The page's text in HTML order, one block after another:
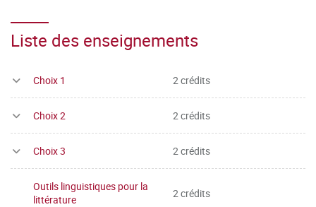
Liste des enseignements
Choix 1 2 crédits
Choix 2 2 crédits
Choix 3 2 crédits
Outils linguistiques pour la
littérature
2 crédits